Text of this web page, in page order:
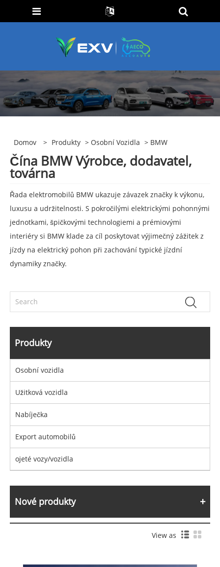
Domov > Produkty > Osobní Vozidla > BMW
Čína BMW Výrobce, dodavatel,
továrna
Řada elektromobilů BMW ukazuje závazek značky k výkonu,
luxusu a udržitelnosti. S pokročilými elektrickými pohonnými
jednotkami, špičkovými technologiemi a prémiovými
interiéry si BMW klade za cíl poskytovat výjimečný zážitek z
jízdy na elektrický pohon při zachování typické jízdní
dynamiky značky.
Produkty
Osobní vozidla
Užitková vozidla
Nabíječka
Export automobilů
ojeté vozy/vozidla
Nové produkty
View as